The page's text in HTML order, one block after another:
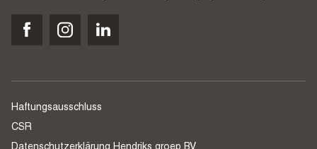
Haftungsausschluss
CSR